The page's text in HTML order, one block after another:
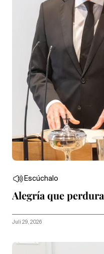
Escúchalo
Alegría que perdura
Juli 29, 2026